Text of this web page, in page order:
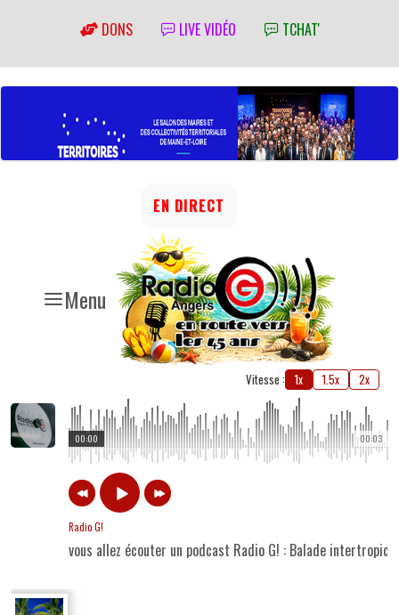
DONS LIVE VIDÉO TCHAT'
Menu
EN DIRECT
Vitesse : 1x 1.5x 2x
00:03
00:00
Radio G!
vous allez écouter un podcast Radio G! : Balade